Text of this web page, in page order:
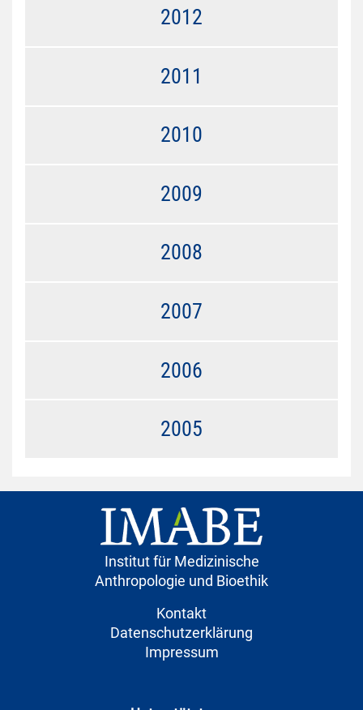
2012
2011
2010
2009
2008
2007
2006
2005
Institut für Medizinische
Anthropologie und Bioethik
Kontakt
Datenschutzerklärung
Impressum